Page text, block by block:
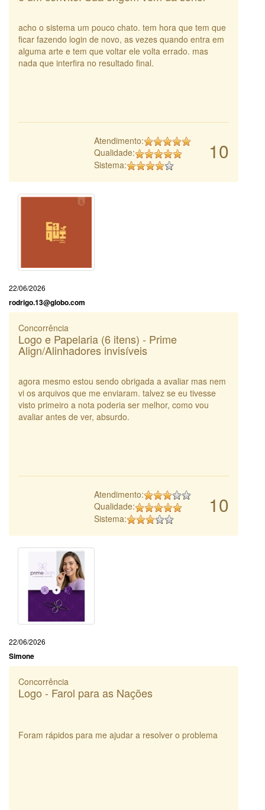
acho o sistema um pouco chato. tem hora que tem que
ficar fazendo login de novo, as vezes quando entra em
alguma arte e tem que voltar ele volta errado. mas
nada que interfira no resultado final.
10
Atendimento:
Qualidade:
Sistema:
22/06/2026
rodrigo.13@globo.com
Concorrência
Logo e Papelaria (6 itens) - Prime
Align/Alinhadores invisíveis
agora mesmo estou sendo obrigada a avaliar mas nem
vi os arquivos que me enviaram. talvez se eu tivesse
visto primeiro a nota poderia ser melhor, como vou
avaliar antes de ver, absurdo.
10
Atendimento:
Qualidade:
Sistema:
22/06/2026
Simone
Concorrência
Logo - Farol para as Nações
Foram rápidos para me ajudar a resolver o problema